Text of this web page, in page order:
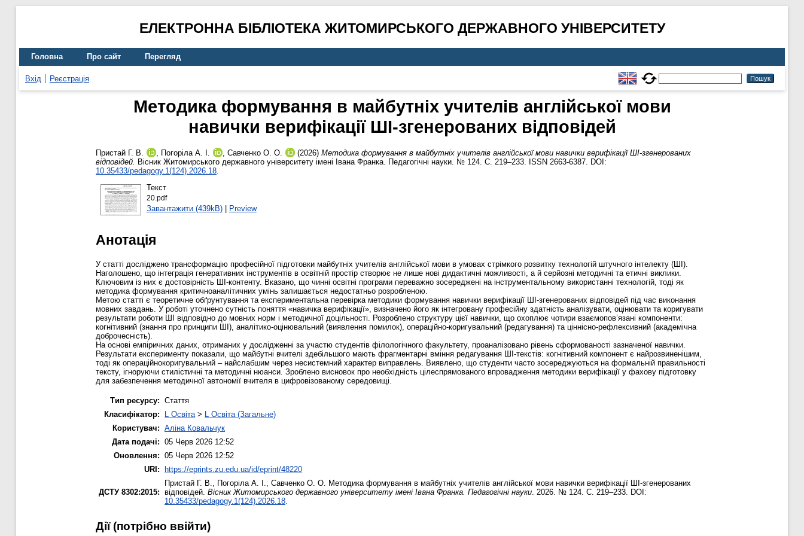
ЕЛЕКТРОННА БІБЛІОТЕКА ЖИТОМИРСЬКОГО ДЕРЖАВНОГО УНІВЕРСИТЕТУ
Головна Про сайт Перегляд
Вхід Реєстрація
Методика формування в майбутніх учителів англійської мови
навички верифікації ШІ-згенерованих відповідей
Пристай Г. В. , Погоріла А. І. , Савченко О. О. (2026) Методика формування в майбутніх учителів англійської мови навички верифікації ШІ-згенерованих
відповідей. Вісник Житомирського державного університету імені Івана Франка. Педагогічні науки. № 124. С. 219–233. ISSN 2663-6387. DOI:
10.35433/pedagogy.1(124).2026.18.
Текст
20.pdf
Завантажити (439kB)| Preview
Анотація
У статті досліджено трансформацію професійної підготовки майбутніх учителів англійської мови в умовах стрімкого розвитку технологій штучного інтелекту (ШІ).
Наголошено, що інтеграція генеративних інструментів в освітній простір створює не лише нові дидактичні можливості, а й серйозні методичні та етичні виклики.
Ключовим із них є достовірність ШІ-контенту. Вказано, що чинні освітні програми переважно зосереджені на інструментальному використанні технологій, тоді як
методика формування критичноаналітичних умінь залишається недостатньо розробленою.
Метою статті є теоретичне обґрунтування та експериментальна перевірка методики формування навички верифікації ШІ-згенерованих відповідей під час виконання
мовних завдань. У роботі уточнено сутність поняття «навичка верифікації», визначено його як інтегровану професійну здатність аналізувати, оцінювати та коригувати
результати роботи ШІ відповідно до мовних норм і методичної доцільності. Розроблено структуру цієї навички, що охоплює чотири взаємопов’язані компоненти:
когнітивний (знання про принципи ШІ), аналітико-оцінювальний (виявлення помилок), операційно-коригувальний (редагування) та ціннісно-рефлексивний (академічна
доброчесність).
На основі емпіричних даних, отриманих у дослідженні за участю студентів філологічного факультету, проаналізовано рівень сформованості зазначеної навички.
Результати експерименту показали, що майбутні вчителі здебільшого мають фрагментарні вміння редагування ШІ-текстів: когнітивний компонент є найрозвиненішим,
тоді як операційнокоригувальний – найслабшим через несистемний характер виправлень. Виявлено, що студенти часто зосереджуються на формальній правильності
тексту, ігноруючи стилістичні та методичні нюанси. Зроблено висновок про необхідність цілеспрямованого впровадження методики верифікації у фахову підготовку
для забезпечення методичної автономії вчителя в цифровізованому середовищі.
Тип ресурсу: Стаття
Класифікатор:
L Освіта > L Освіта (Загальне)
Користувач: Аліна Ковальчук
Дата подачі: 05 Черв 2026 12:52
Оновлення: 05 Черв 2026 12:52
URI: https://eprints.zu.edu.ua/id/eprint/48220
ДСТУ 8302:2015:
Пристай Г. В. Погоріла А. І. Савченко О. О. Методика формування в майбутніх учителів англійської мови навички верифікації ШІ-згенерованих
відповідей. Вісник Житомирського державного університету імені Івана Франка. Педагогічні науки . 2026. № 124. С. 219–233. DOI:
10.35433/pedagogy.1(124).2026.18
Дії ​​(потрібно ввійти)